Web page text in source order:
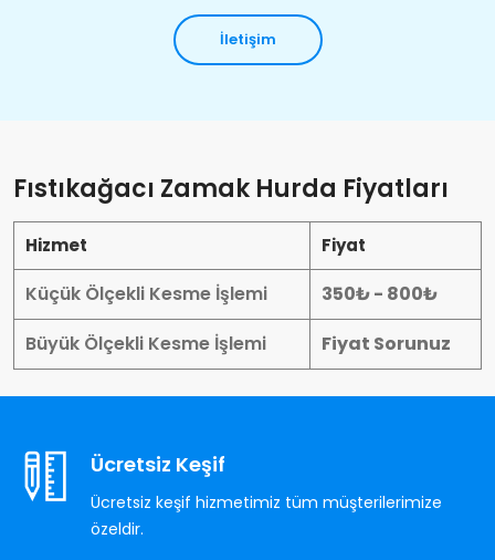
İletişim
Fıstıkağacı Zamak Hurda Fiyatları
Hizmet Fiyat
Küçük Ölçekli Kesme İşlemi
350₺ - 800₺
Büyük Ölçekli Kesme İşlemi
Fiyat Sorunuz
Ücretsiz Keşif
Ücretsiz keşif hizmetimiz tüm müşterilerimize
özeldir.